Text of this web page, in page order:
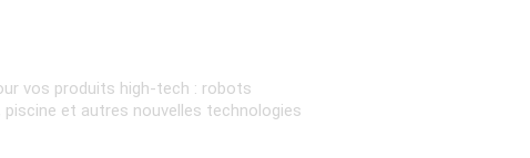
vos produits high-tech : robots
et autres nouvelles technologies